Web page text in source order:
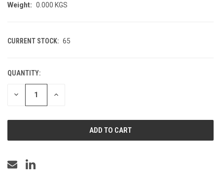
Weight: 0.000 KGS
CURRENT STOCK: 65
QUANTITY:
DECREASE INCREASE